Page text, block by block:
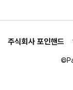
주식회사 포인핸드